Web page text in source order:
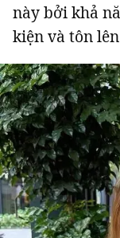
này bởi khả
kiện và tôn